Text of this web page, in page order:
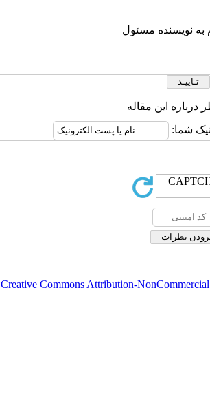
به نویسنده مسئول
درباره این مقاله
شما:
Creative Commons Attribution-